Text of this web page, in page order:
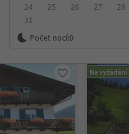
24
25 26 27 28
31
Počet nocí:0
Na vyžádání